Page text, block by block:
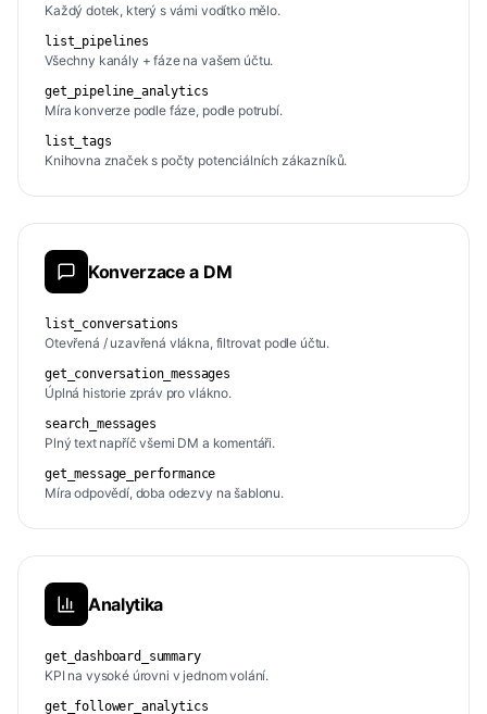
Každý dotek, který s vámi vodítko mělo.
list_pipelines
Všechny kanály + fáze na vašem účtu.
get_pipeline_analytics
Míra konverze podle fáze, podle potrubí.
list_tags
Knihovna značek s počty potenciálních zákazníků.
Konverzace a DM
list_conversations
Otevřená / uzavřená vlákna, filtrovat podle účtu.
get_conversation_messages
Úplná historie zpráv pro vlákno.
search_messages
Plný text napříč všemi DM a komentáři.
get_message_performance
Míra odpovědí, doba odezvy na šablonu.
Analytika
get_dashboard_summary
KPI na vysoké úrovni v jednom volání.
get_follower_analytics